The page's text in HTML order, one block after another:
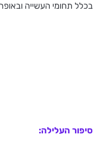
בכלל תחומי העשייה
סיפור העלילה: